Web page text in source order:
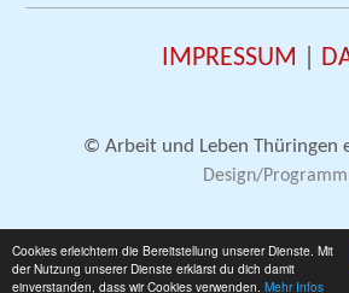
Cookies erleichtern die Bereitstellung unserer Dienste. Mit
der Nutzung unserer Dienste erklärst du dich damit
einverstanden, dass wir Cookies verwenden. Mehr Infos
IMPRESSUM
© Arbeit und Leben Thüringen
Design/